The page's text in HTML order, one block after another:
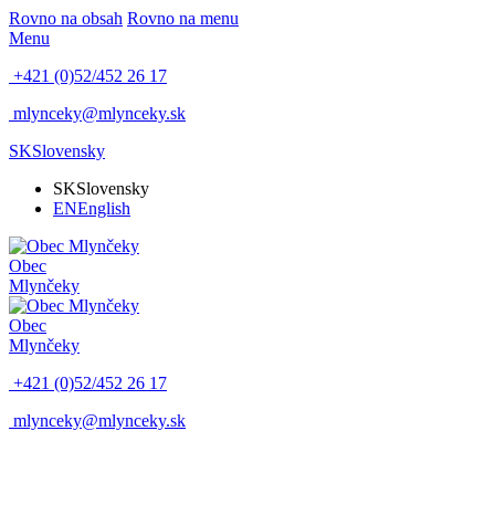
Rovno na obsah Rovno na menu
Menu
+421 (0)52/452 26 17
mlynceky@mlynceky.sk
SKSlovensky
SKSlovensky
ENEnglish
Obec
Mlynčeky
Obec
Mlynčeky
+421 (0)52/452 26 17
mlynceky@mlynceky.sk